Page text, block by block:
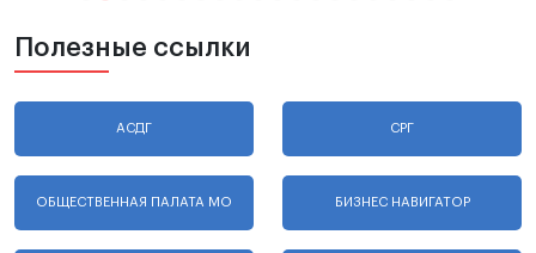
Полезные ссылки
АСДГ СРГ
ОБЩЕСТВЕННАЯ ПАЛАТА МО БИЗНЕС НАВИГАТОР